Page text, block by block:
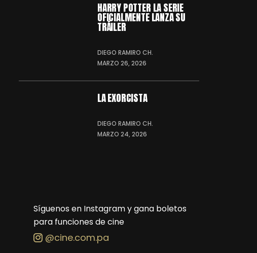
HARRY POTTER LA SERIE
OFICIALMENTE LANZA SU
TRÁILER
DIEGO RAMIRO CH.
MARZO 26, 2026
LA EXORCISTA
DIEGO RAMIRO CH.
MARZO 24, 2026
Síguenos en Instagram y gana boletos
para funciones de cine
@cine.com.pa